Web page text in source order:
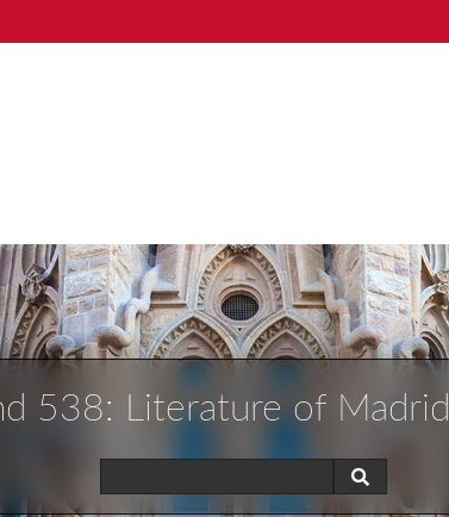
538: Literature of